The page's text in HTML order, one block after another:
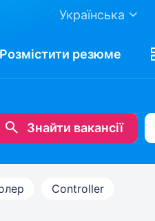
Українська
Розмістити резюме
Знайти вакансії
Controller